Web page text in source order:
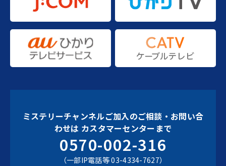
ミステリーチャンネルご加入のご相談・お問い合
わせは カスタマーセンターまで
0570-002-316
（一部IP電話等 03-4334-7627）